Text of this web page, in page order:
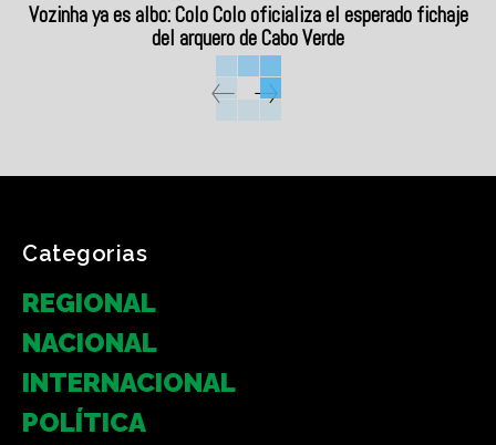
Vozinha ya es albo: Colo Colo oficializa el esperado fichaje
del arquero de Cabo Verde
Categorias
REGIONAL
NACIONAL
INTERNACIONAL
POLÍTICA